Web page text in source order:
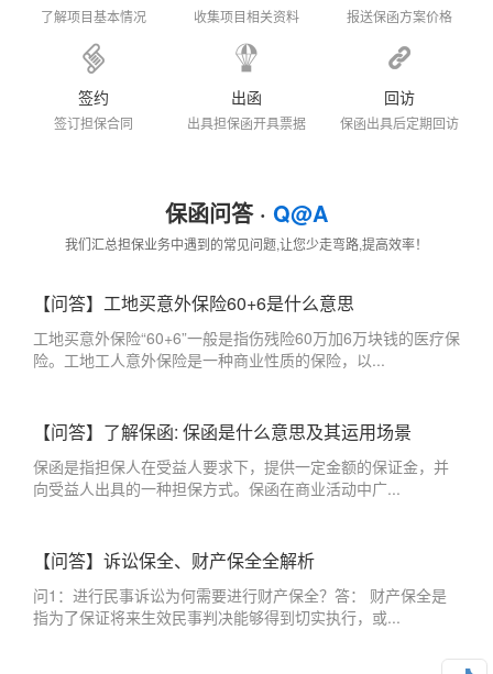
了解项目基本情况 收集项目相关资料 报送保函方案价格
签约
签订担保合同
出函
出具担保函开具票据
回访
保函出具后定期回访
保函问答 · Q@A
我们汇总担保业务中遇到的常见问题,让您少走弯路,提高效率！
【问答】工地买意外保险60+6是什么意思
工地买意外保险“60+6”一般是指伤残险60万加6万块钱的医疗保
险。工地工人意外保险是一种商业性质的保险，以...
【问答】了解保函: 保函是什么意思及其运用场景
保函是指担保人在受益人要求下，提供一定金额的保证金，并
向受益人出具的一种担保方式。保函在商业活动中广...
【问答】诉讼保全、财产保全全解析
问1：进行民事诉讼为何需要进行财产保全？答： 财产保全是
指为了保证将来生效民事判决能够得到切实执行，或...